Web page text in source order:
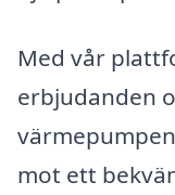
Med vår
erbjudanden
mot ett